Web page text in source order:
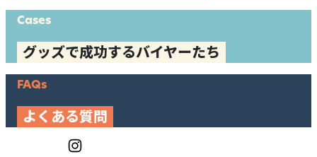
Cases
グッズで成功するバイヤーたち
FAQs
よくある質問